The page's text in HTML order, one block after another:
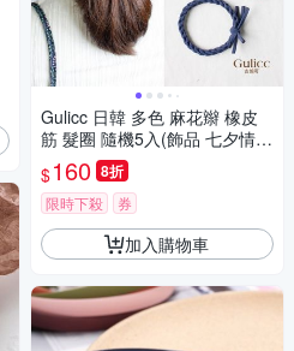
Gulicc 日韓 多色 麻花辮 橡皮
筋 髮圈 隨機5入(飾品 七夕情人
節 頭飾 髮帶 髮箍 生日禮物 主
題穿搭 約會 )
$160 8折
限時下殺 券
加入購物車